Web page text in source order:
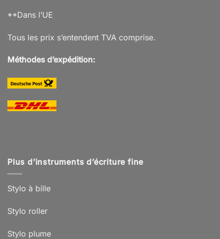
**Dans l’UE
Tous les prix s’entendent TVA comprise.
Méthodes d’expédition:
Plus d’instruments d’écriture fine
Stylo à bille
Stylo roller
Stylo plume